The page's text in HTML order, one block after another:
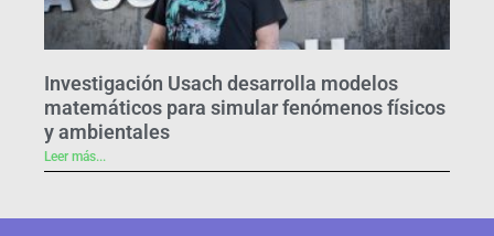
Investigación Usach desarrolla modelos
matemáticos para simular fenómenos físicos
y ambientales
Leer más...